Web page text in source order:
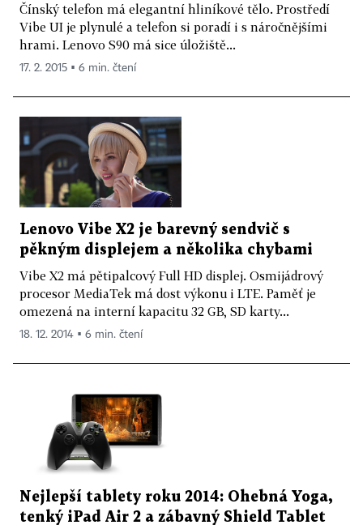
Čínský telefon má elegantní hliníkové tělo. Prostředí
Vibe UI je plynulé a telefon si poradí i s náročnějšími
hrami. Lenovo S90 má sice úložiště...
17. 2. 2015 ▪ 6 min. čtení
Lenovo Vibe X2 je barevný sendvič s
pěkným displejem a několika chybami
Vibe X2 má pětipalcový Full HD displej. Osmijádrový
procesor MediaTek má dost výkonu i LTE. Paměť je
omezená na interní kapacitu 32 GB, SD karty...
18. 12. 2014 ▪ 6 min. čtení
Nejlepší tablety roku 2014: Ohebná Yoga,
tenký iPad Air 2 a zábavný Shield Tablet